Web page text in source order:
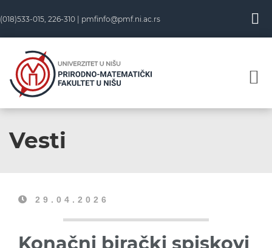
(018)533-015, 226-310 | pmfinfo@pmf.ni.ac.rs
Vesti
29.04.2026